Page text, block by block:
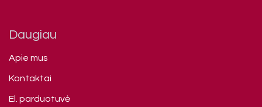
Daugiau
Apie mus
Kontaktai
El. parduotuvė